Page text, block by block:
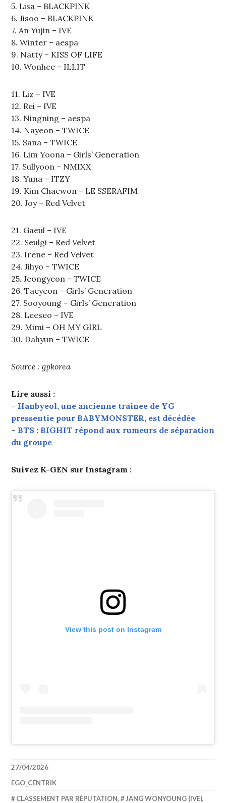
5. Lisa – BLACKPINK
6. Jisoo – BLACKPINK
7. An Yujin – IVE
8. Winter – aespa
9. Natty – KISS OF LIFE
10. Wonhee – ILLIT
11. Liz – IVE
12. Rei – IVE
13. Ningning – aespa
14. Nayeon – TWICE
15. Sana – TWICE
16. Lim Yoona – Girls’ Generation
17. Sullyoon – NMIXX
18. Yuna – ITZY
19. Kim Chaewon – LE SSERAFIM
20. Joy – Red Velvet
21. Gaeul – IVE
22. Seulgi – Red Velvet
23. Irene – Red Velvet
24. Jihyo – TWICE
25. Jeongyeon – TWICE
26. Taeyeon – Girls’ Generation
27. Sooyoung – Girls’ Generation
28. Leeseo – IVE
29. Mimi – OH MY GIRL
30. Dahyun – TWICE
Source : gpkorea
Lire aussi :
– Hanbyeol, une ancienne trainee de YG
pressentie pour BABYMONSTER, est décédée
– BTS : BIGHIT répond aux rumeurs de séparation
du groupe
Suivez K-GEN sur Instagram :
View this post on Instagram
27/04/2026
EGO_CENTRIK
CLASSEMENT PAR RÉPUTATION, JANG WONYOUNG (IVE),